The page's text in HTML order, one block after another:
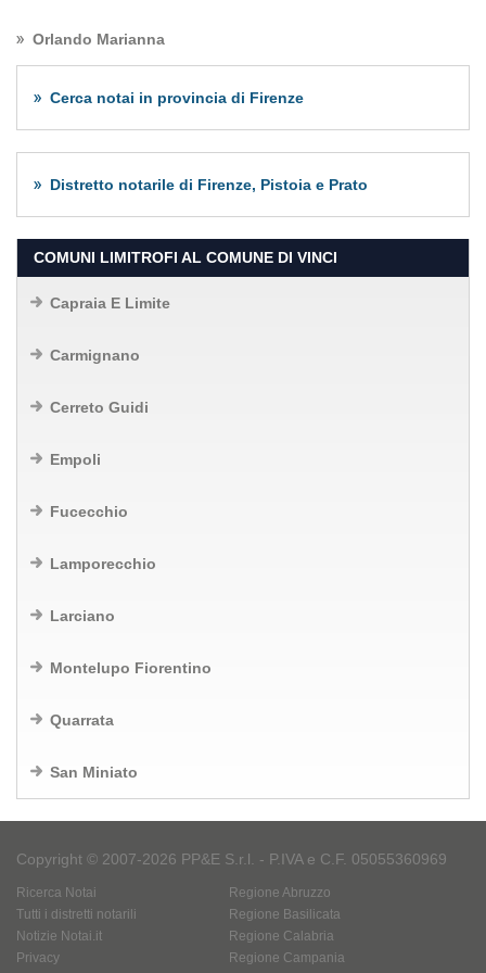
Orlando Marianna
Cerca notai in provincia di Firenze
Distretto notarile di Firenze, Pistoia e Prato
COMUNI LIMITROFI AL COMUNE DI VINCI
Capraia E Limite
Carmignano
Cerreto Guidi
Empoli
Fucecchio
Lamporecchio
Larciano
Montelupo Fiorentino
Quarrata
San Miniato
Copyright © 2007-2026 PP&E S.r.l. - P.IVA e C.F. 05055360969
Ricerca Notai
Tutti i distretti notarili
Notizie Notai.it
Privacy
Regione Abruzzo
Regione Basilicata
Regione Calabria
Regione Campania